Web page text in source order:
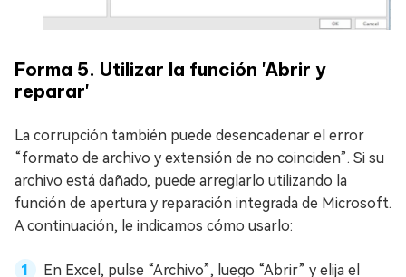
Forma 5. Utilizar la función 'Abrir y
reparar'
La corrupción también puede desencadenar el error
“formato de archivo y extensión de no coinciden”. Si su
archivo está dañado, puede arreglarlo utilizando la
función de apertura y reparación integrada de Microsoft.
A continuación, le indicamos cómo usarlo:
En Excel, pulse “Archivo”, luego “Abrir” y elija el